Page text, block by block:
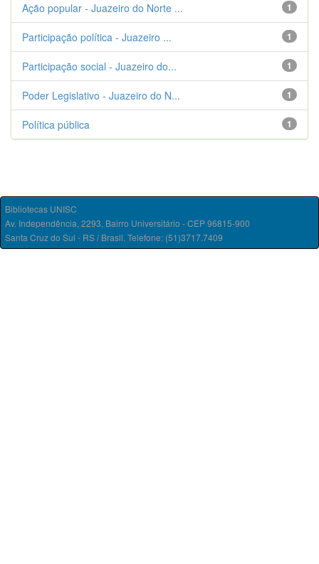
1
Ação popular - Juazeiro do Norte ...
1
Participação política - Juazeiro ...
1
Participação social - Juazeiro do...
1
Poder Legislativo - Juazeiro do N...
1
Política pública
Bibliotecas UNISC
Av. Independência, 2293, Bairro Universitário - CEP 96815-900
Santa Cruz do Sul - RS / Brasil. Telefone: (51)3717.7409